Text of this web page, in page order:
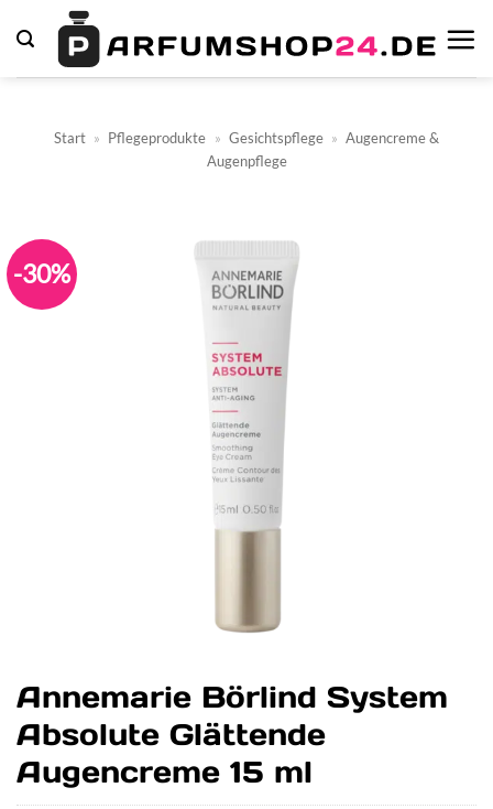
Inhalt
springen
Start » Pflegeprodukte » Gesichtspflege » Augencreme &
Augenpflege
-30%
Annemarie Börlind System
Absolute Glättende
Augencreme 15 ml